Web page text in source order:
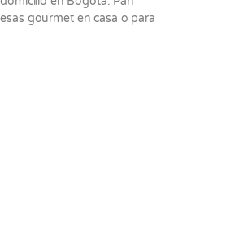
gourmet en casa o para